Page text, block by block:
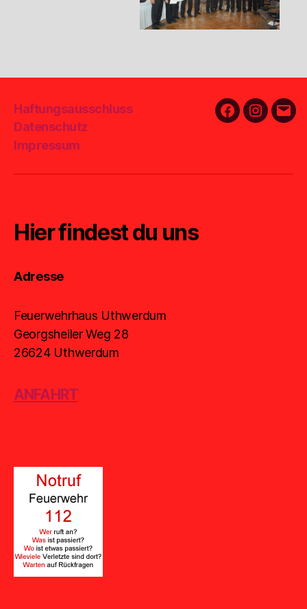
Haftungsausschluss
Datenschutz
Impressum
FacebookE-
Hier findest du uns
Adresse
Feuerwehrhaus Uthwerdum
Georgsheiler Weg 28
26624 Uthwerdum
ANFAHRT